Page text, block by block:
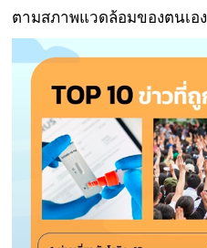
ตามสภาพแวดล้อมของตนเอง